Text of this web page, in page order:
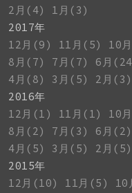
2月(4)
1月(3)
2017年
12月(9)
11月(5) 10
8月(7)
7月(7) 6月
4月(8)
3月(5) 2月(3)
2016年
12月(1)
11月(1) 10
8月(2)
7月(3) 6月(2)
4月(5)
3月(5) 2月(5)
2015年
12月(10)
11月(5)
10